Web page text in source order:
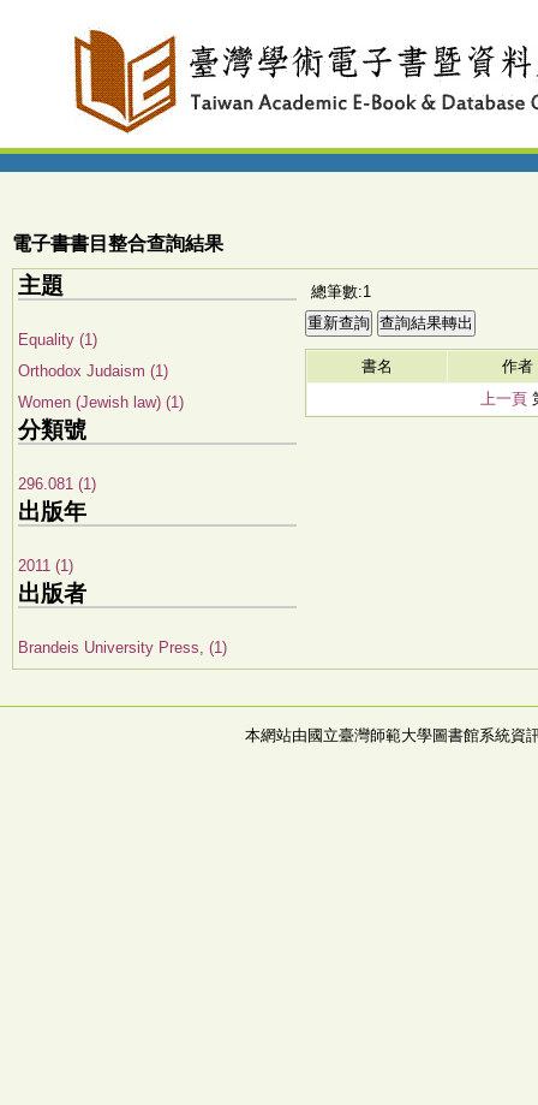
電子書書目整合查詢結果
主題
Equality (1)
Orthodox Judaism (1)
Women (Jewish law) (1)
分類號
296.081 (1)
出版年
2011 (1)
出版者
Brandeis University Press, (1)
總筆數:1
書名
作者
上一頁
本網站由國立臺灣師範大學圖書館系統資